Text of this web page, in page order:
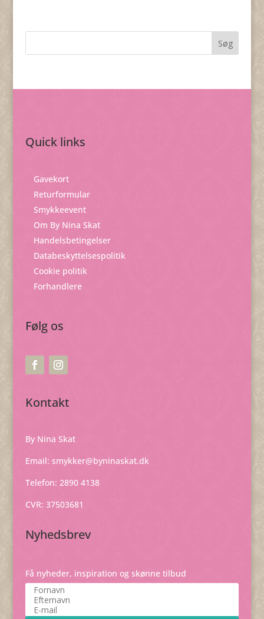
Quick links
Gavekort
Returformular
Smykkeevent
Om By Nina Skat
Handelsbetingelser
Databeskyttelsespolitik
Cookie politik
Forhandlere
Følg os
Kontakt
By Nina Skat
Email: smykker@byninaskat.dk
Telefon: 2890 4138
CVR: 37503681
Nyhedsbrev
Få nyheder, inspiration og skønne tilbud